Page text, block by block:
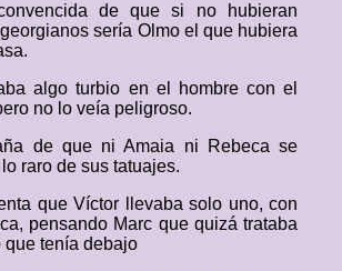
de que si no hubieran
sería Olmo el que hubiera
algo turbio en el hombre con el
no lo veía peligroso.
de que ni Amaia ni Rebeca se
raro de sus tatuajes.
que Víctor llevaba solo uno, con
pensando Marc que quizá trataba
que tenía debajo